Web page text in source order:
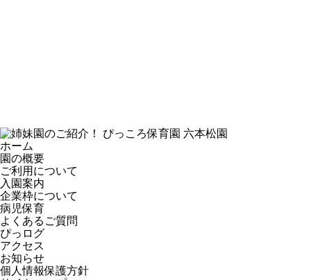
ホーム
園の概要
ご利用について
入園案内
企業枠について
病児保育
よくあるご質問
ぴっログ
アクセス
お知らせ
個人情報保護方針